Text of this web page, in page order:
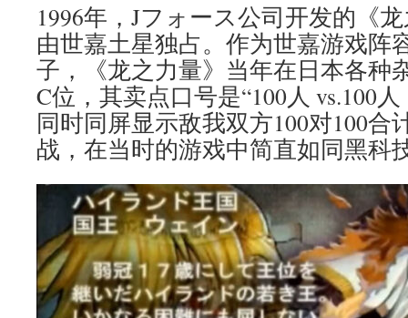
1996年，Jフォース公司开发的《
由世嘉土星独占。作为世嘉游戏阵
子，《龙之力量》当年在日本各种
C位，其卖点口号是“100人 vs.100
同时同屏显示敌我双方100对100合
战，在当时的游戏中简直如同黑科